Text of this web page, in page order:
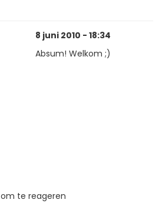
8 juni 2010 - 18:34
Absum! Welkom ;)
om te reageren